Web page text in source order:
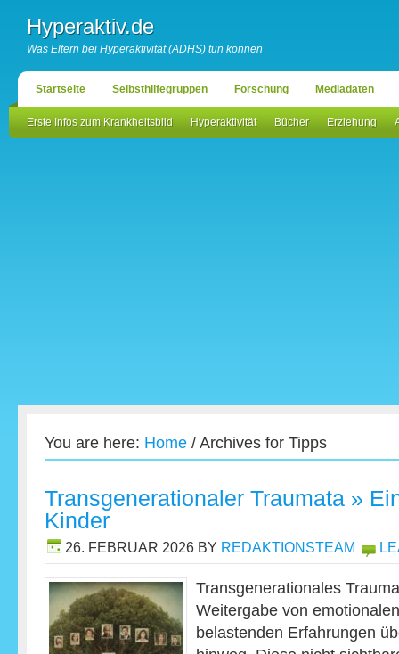
Hyperaktiv.de
Was Eltern bei Hyperaktivität (ADHS) tun können
Startseite Selbsthilfegruppen Forschung Mediadaten
Erste Infos zum Krankheitsbild Hyperaktivität Bücher Erziehung
You are here: Home / Archives for Tipps
Transgenerationaler Traumata »
Kinder
26. FEBRUAR 2026 BY REDAKTIONSTEAM
Transgenerationales
Weitergabe von
belastenden Erfahrungen